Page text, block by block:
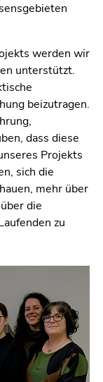
werden wir
unterstützt.
beizutragen.
dass diese
Projekts
sich die
mehr über
die
zu